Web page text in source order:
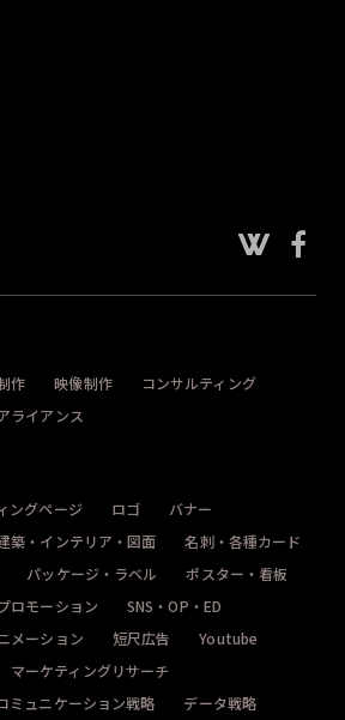
作 映像制作
コンサルティング
ライアンス
ングページ ロゴ
バナー
築・インテリア・図面
名刺・各種カード
パッケージ・ラベル
ポスター・看板
ロモーション
SNS・OP・ED
メーション 短尺広告
Youtube
マーケティングリサーチ
ミュニケーション戦略
データ戦略